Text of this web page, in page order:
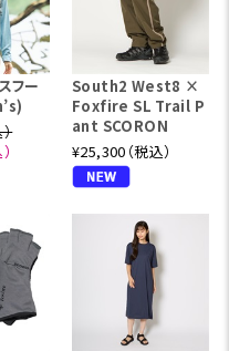
フー
South2 West8 ×
Foxfire SL Trail P
ant SCORON
¥25,300（税込）